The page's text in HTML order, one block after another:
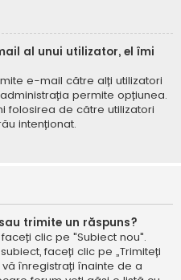
al unui utilizator, el îmi
e-mail către alți utilizatori
permite opțiunea.
folosirea de către utilizatori
intenționat.
trimite un răspuns?
clic pe "Subiect nou".
faceți clic pe „Trimiteți
înregistrați înainte de a